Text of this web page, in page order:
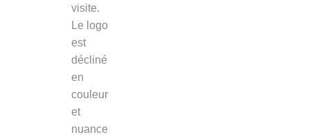
visite.
Le logo
est
décliné
en
couleur
et
nuance